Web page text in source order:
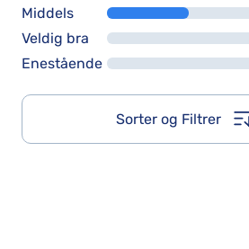
Middels
Veldig bra
Enestående
Sorter og Filtrer